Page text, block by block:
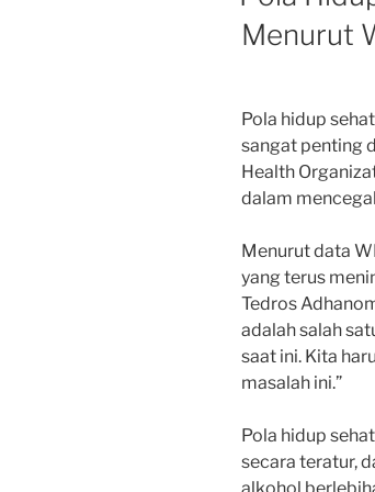
Menurut
Pola hidup
sangat penting
Health
dalam
Menurut data
yang terus
Tedros
adalah salah
saat ini. Kita
masalah ini.”
Pola hidup
secara teratur,